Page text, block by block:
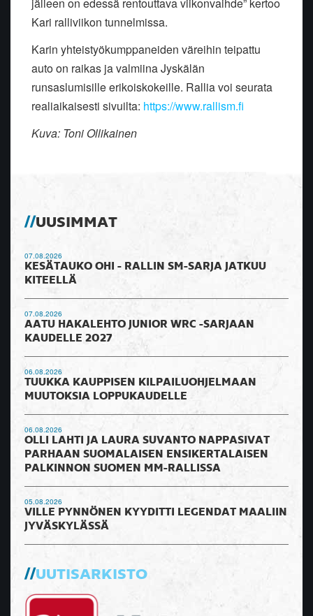
Kari ralliviikon tunnelmissa.
Karin yhteistyökumppaneiden väreihin teipattu
auto on raikas ja valmiina Jyskälän
runsaslumisille erikoiskokeille. Rallia voi seurata
realiaikaisesti sivuilta: https://www.rallism.fi
Kuva: Toni Ollikainen
UUSIMMAT
07.08.2026
KESÄTAUKO OHI - RALLIN SM-SARJA JATKUU
KITEELLÄ
07.08.2026
AATU HAKALEHTO JUNIOR WRC -SARJAAN
KAUDELLE 2027
06.08.2026
TUUKKA KAUPPISEN KILPAILUOHJELMAAN
MUUTOKSIA LOPPUKAUDELLE
06.08.2026
OLLI LAHTI JA LAURA SUVANTO NAPPASIVAT
PARHAAN SUOMALAISEN ENSIKERTALAISEN
PALKINNON SUOMEN MM-RALLISSA
05.08.2026
VILLE PYNNÖNEN KYYDITTI LEGENDAT MAALIIN
JYVÄSKYLÄSSÄ
UUTISARKISTO